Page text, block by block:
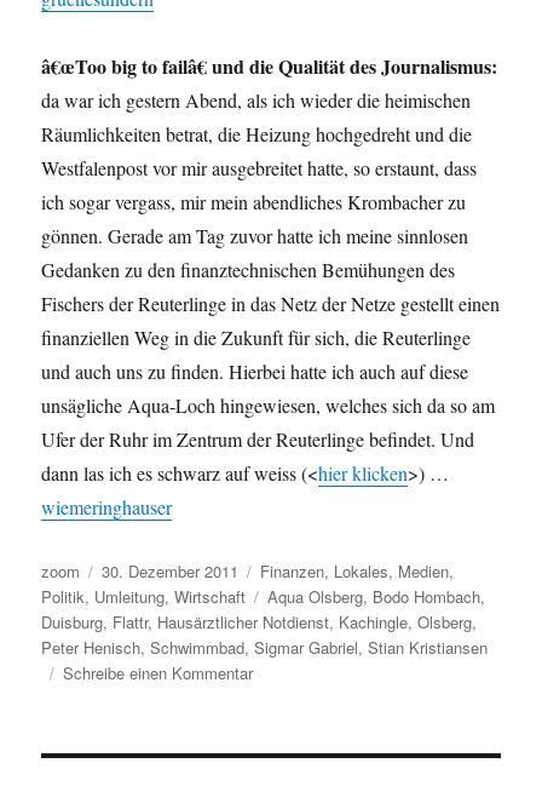
â€œToo big to failâ€ und die Qualität des Journalismus:
da war ich gestern Abend, als ich wieder die heimischen
Räumlichkeiten betrat, die Heizung hochgedreht und die
Westfalenpost vor mir ausgebreitet hatte, so erstaunt, dass
ich sogar vergass, mir mein abendliches Krombacher zu
gönnen. Gerade am Tag zuvor hatte ich meine sinnlosen
Gedanken zu den finanztechnischen Bemühungen des
Fischers der Reuterlinge in das Netz der Netze gestellt einen
finanziellen Weg in die Zukunft für sich, die Reuterlinge
und auch uns zu finden. Hierbei hatte ich auch auf diese
unsägliche Aqua-Loch hingewiesen, welches sich da so am
Ufer der Ruhr im Zentrum der Reuterlinge befindet. Und
dann las ich es schwarz auf weiss (<hier klicken>) …
wiemeringhauser
Autor
zoom
Veröffentlicht
am
30. Dezember 2011 Kategorien
Finanzen, Lokales, Medien,
Politik, Umleitung,Wirtschaft Schlagwörter
Aqua Olsberg, Bodo Hombach,
Duisburg, Flattr, Hausärztlicher Notdienst, Kachingle,Olsberg,
Peter Henisch,Schwimmbad,Sigmar Gabriel,Stian Kristiansen
Schreibe einen Kommentarzu
Flattr